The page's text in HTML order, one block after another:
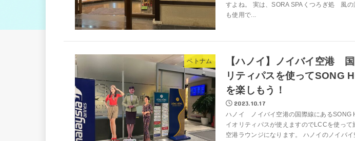
すよね。 実は、SORA SPAくつろぎ処 風の
も使用で...
ベトナム
【ハノイ】ノイバイ空港
リティパスを使ってSONG
を楽しもう！
2023.10.17
ハノイ ノイバイ空港の国際線にあるSONG
イオリティパスが使えますのでLCCを使って
空港ラウンジになります。 ハノイのノイバ